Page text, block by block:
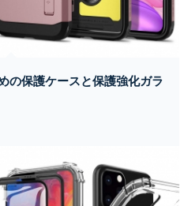
の保護ケースと保護強化ガラ